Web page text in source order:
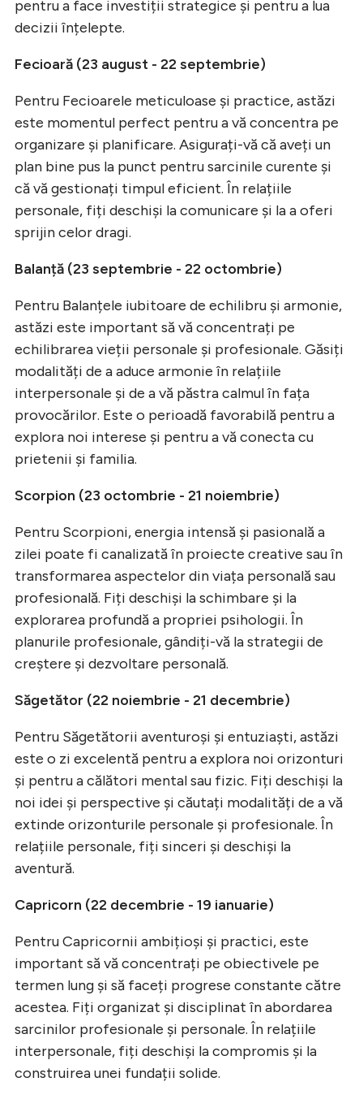
pentru a face investiții strategice și pentru a lua
decizii înțelepte.
Fecioară (23 august - 22 septembrie)
Pentru Fecioarele meticuloase și practice, astăzi
este momentul perfect pentru a vă concentra pe
organizare și planificare. Asigurați-vă că aveți un
plan bine pus la punct pentru sarcinile curente și
că vă gestionați timpul eficient. În relațiile
personale, fiți deschiși la comunicare și la a oferi
sprijin celor dragi.
Balanță (23 septembrie - 22 octombrie)
Pentru Balanțele iubitoare de echilibru și armonie,
astăzi este important să vă concentrați pe
echilibrarea vieții personale și profesionale. Găsiți
modalități de a aduce armonie în relațiile
interpersonale și de a vă păstra calmul în fața
provocărilor. Este o perioadă favorabilă pentru a
explora noi interese și pentru a vă conecta cu
prietenii și familia.
Scorpion (23 octombrie - 21 noiembrie)
Pentru Scorpioni, energia intensă și pasională a
zilei poate fi canalizată în proiecte creative sau în
transformarea aspectelor din viața personală sau
profesională. Fiți deschiși la schimbare și la
explorarea profundă a propriei psihologii. În
planurile profesionale, gândiți-vă la strategii de
creștere și dezvoltare personală.
Săgetător (22 noiembrie - 21 decembrie)
Pentru Săgetătorii aventuroși și entuziaști, astăzi
este o zi excelentă pentru a explora noi orizonturi
și pentru a călători mental sau fizic. Fiți deschiși la
noi idei și perspective și căutați modalități de a vă
extinde orizonturile personale și profesionale. În
relațiile personale, fiți sinceri și deschiși la
aventură.
Capricorn (22 decembrie - 19 ianuarie)
Pentru Capricornii ambițioși și practici, este
important să vă concentrați pe obiectivele pe
termen lung și să faceți progrese constante către
acestea. Fiți organizat și disciplinat în abordarea
sarcinilor profesionale și personale. În relațiile
interpersonale, fiți deschiși la compromis și la
construirea unei fundații solide.